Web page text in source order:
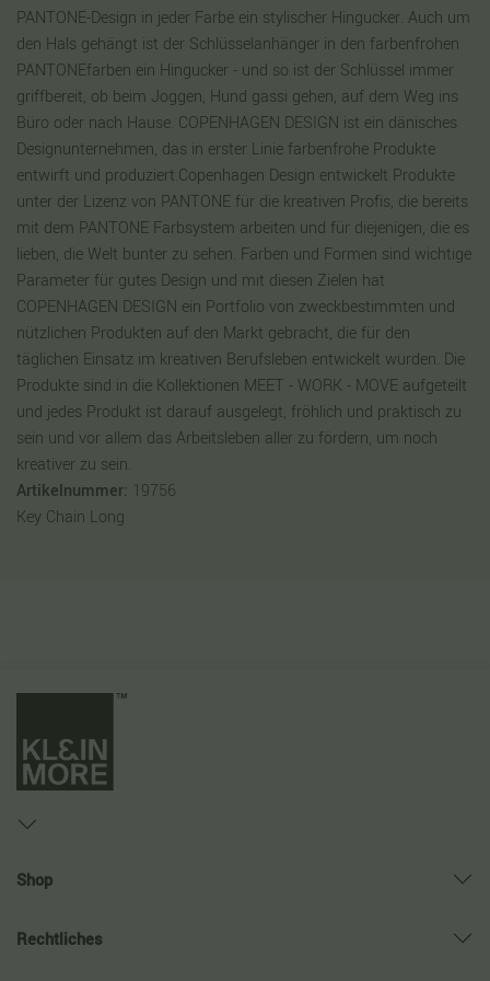
PANTONE-Design in jeder Farbe ein stylischer Hingucker. Auch um
den Hals gehängt ist der Schlüsselanhänger in den farbenfrohen
PANTONEfarben ein Hingucker - und so ist der Schlüssel immer
griffbereit, ob beim Joggen, Hund gassi gehen, auf dem Weg ins
Büro oder nach Hause. COPENHAGEN DESIGN ist ein dänisches
Designunternehmen, das in erster Linie farbenfrohe Produkte
entwirft und produziert.Copenhagen Design entwickelt Produkte
unter der Lizenz von PANTONE für die kreativen Profis, die bereits
mit dem PANTONE Farbsystem arbeiten und für diejenigen, die es
lieben, die Welt bunter zu sehen. Farben und Formen sind wichtige
Parameter für gutes Design und mit diesen Zielen hat
COPENHAGEN DESIGN ein Portfolio von zweckbestimmten und
nützlichen Produkten auf den Markt gebracht, die für den
täglichen Einsatz im kreativen Berufsleben entwickelt wurden. Die
Produkte sind in die Kollektionen MEET - WORK - MOVE aufgeteilt
und jedes Produkt ist darauf ausgelegt, fröhlich und praktisch zu
sein und vor allem das Arbeitsleben aller zu fördern, um noch
kreativer zu sein.
Artikelnummer: 19756
Key Chain Long
Shop
Rechtliches